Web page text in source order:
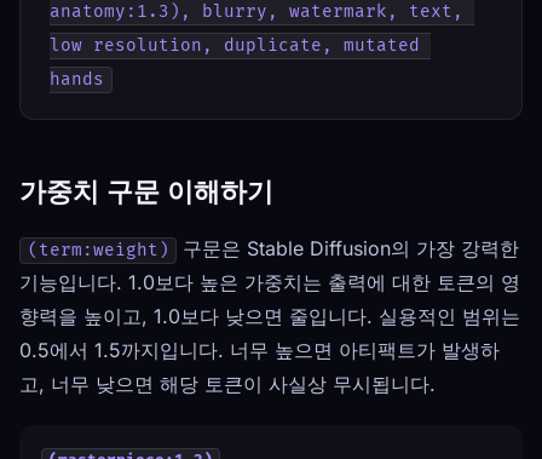
anatomy:1.3), blurry, watermark, text,
low resolution, duplicate, mutated
hands
가중치 구문 이해하기
(term:weight)
구문은 Stable Diffusion의 가장 강력한
기능입니다. 1.0보다 높은 가중치는 출력에 대한 토큰의 영
향력을 높이고, 1.0보다 낮으면 줄입니다. 실용적인 범위는
0.5에서 1.5까지입니다. 너무 높으면 아티팩트가 발생하
고, 너무 낮으면 해당 토큰이 사실상 무시됩니다.